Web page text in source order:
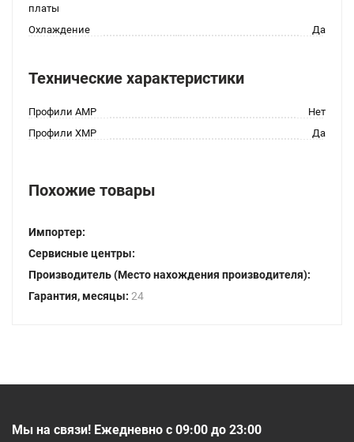
платы
Охлаждение Да
Технические характеристики
Профили AMP
Нет
Профили XMP
Да
Похожие товары
Импортер:
Сервисные центры:
Производитель (Место нахождения производителя):
Гарантия, месяцы: 24
Мы на связи! Ежедневно с 09:00 до 23:00